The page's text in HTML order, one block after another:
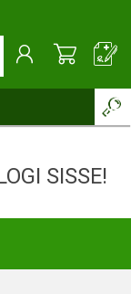
SISSE!